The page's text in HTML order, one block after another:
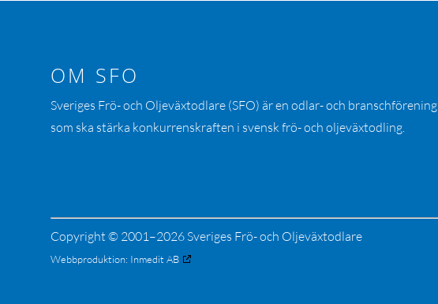
OM SFO
Sveriges Frö- och Oljeväxtodlare (SFO) är en odlar- och branschförening
som ska stärka konkurrenskraften i svensk frö- och oljeväxtodling.
Copyright © 2001–2026 Sveriges Frö- och Oljeväxtodlare
Webbproduktion: Inmedit AB